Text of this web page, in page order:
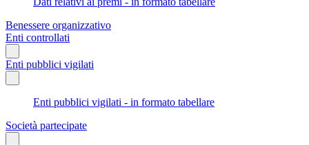
Benessere organizzativo
Enti controllati
Enti pubblici vigilati
Enti pubblici vigilati - in formato tabellare
Società partecipate